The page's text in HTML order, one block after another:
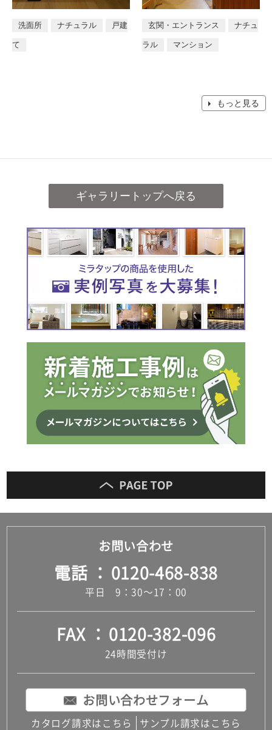
洗面所 ナチュラル 戸建
て
玄関・エントランス ナチュ
ラル マンション
もっと見る
ギャラリートップへ戻る
お問い合わせ
電話 0120-468-838
平日 9：30～17：00
FAX 0120-382-096
24時間受付け
お問い合わせフォーム
カタログ請求はこちら サンプル請求はこちら